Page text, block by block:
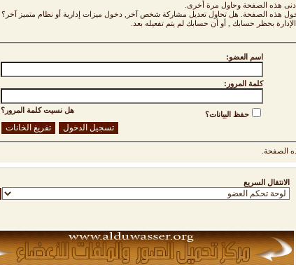
هذه الصفحة وحاول مرة أخرى.
هذه الصفحة. هل تحاول تعديل مشاركة شخص آخر, دخول ميزات إدارية أو نظام متميز آخر؟
بحظر حسابك , أو أن حسابك لم يتم تفعيله بعد.
اسم العضو:
كلمة المرور:
هل نسيت كلمة المرور؟ حفظ البيانات؟
الصفحة.
الانتقال السريع